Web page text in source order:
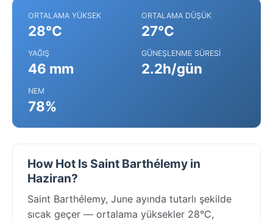
ORTALAMA YÜKSEK
28°C
ORTALAMA DÜŞÜK
27°C
YAĞIŞ
46 mm
GÜNEŞLENME SÜRESI
2.2h/gün
NEM
78%
How Hot Is Saint Barthélemy in
Haziran?
Saint Barthélemy, June ayında tutarlı şekilde
sıcak geçer — ortalama yüksekler 28°C,